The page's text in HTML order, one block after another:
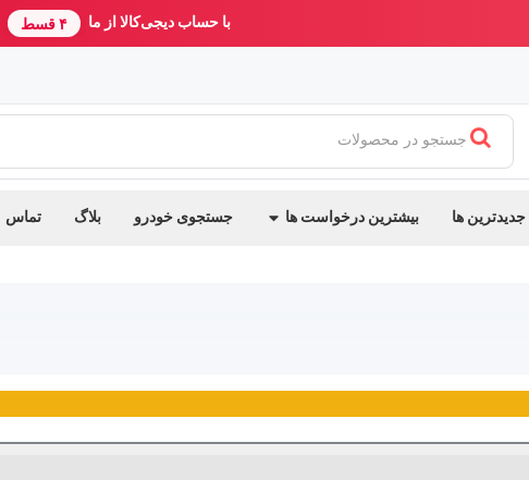
با حساب دیجی‌کالا از ما ۴ قسط
جستجو در محصولات
جدیدترین ها بیشترین درخواست ها جستجوی خودرو بلاگ تماس